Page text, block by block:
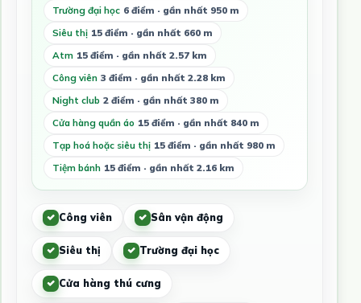
Trường đại học 6 điểm · gần nhất 950 m
Siêu thị 15 điểm · gần nhất 660 m
Atm 15 điểm · gần nhất 2.57 km
Công viên 3 điểm · gần nhất 2.28 km
Night club 2 điểm · gần nhất 380 m
Cửa hàng quần áo 15 điểm · gần nhất 840 m
Tạp hoá hoặc siêu thị 15 điểm · gần nhất 980 m
Tiệm bánh 15 điểm · gần nhất 2.16 km
Công viên Sân vận động
Siêu thị Trường đại học
Cửa hàng thú cưng